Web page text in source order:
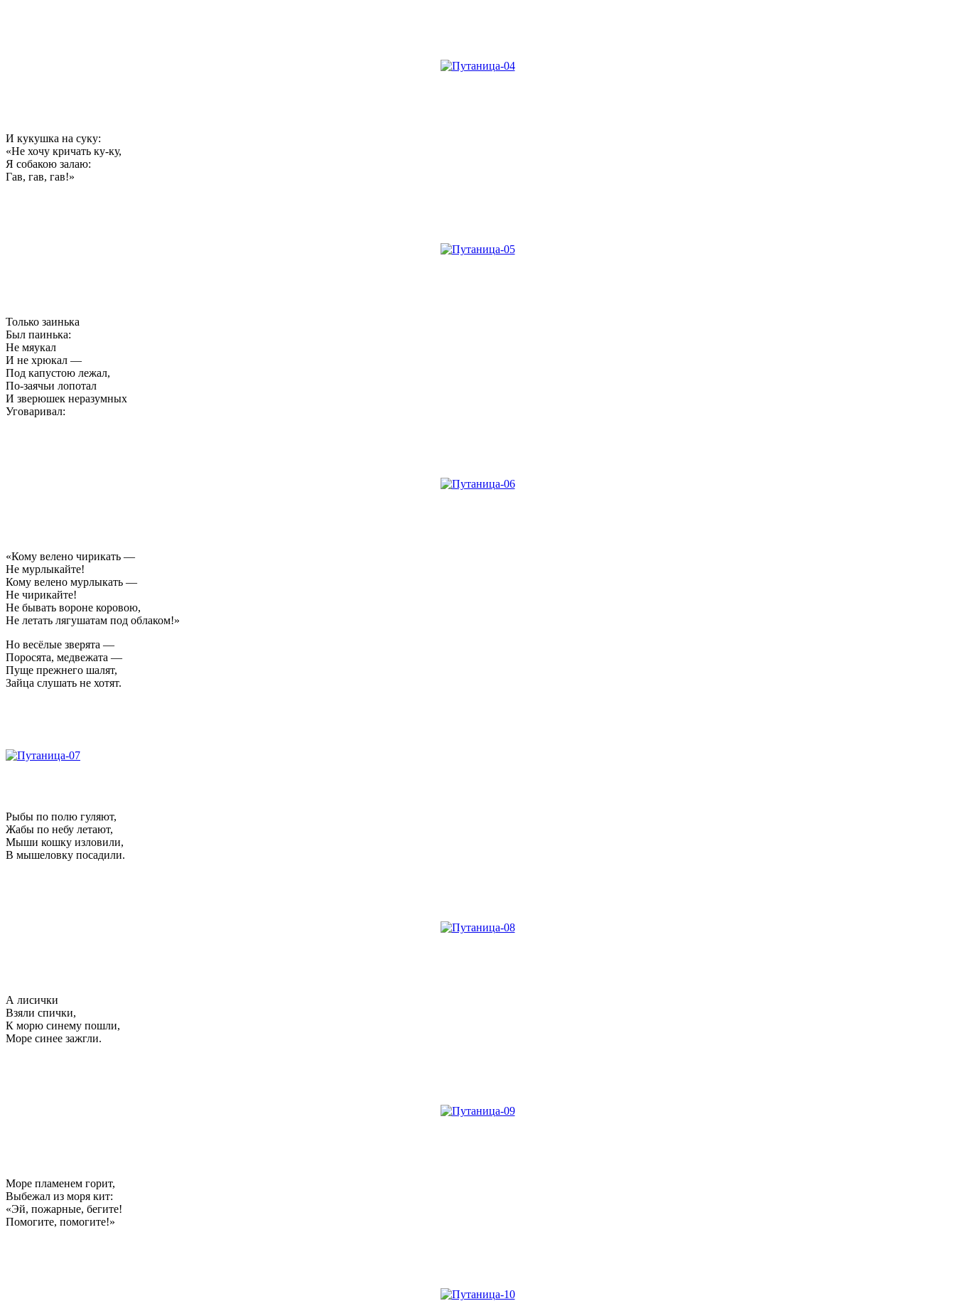
И кукушка на суку:
«Не хочу кричать ку-ку,
Я собакою залаю:
Гав, гав, гав!»
Только заинька
Был паинька:
Не мяукал
И не хрюкал —
Под капустою лежал,
По-заячьи лопотал
И зверюшек неразумных
Уговаривал:
«Кому велено чирикать —
Не мурлыкайте!
Кому велено мурлыкать —
Не чирикайте!
Не бывать вороне коровою,
Не летать лягушатам под облаком!»
Но весёлые зверята —
Поросята, медвежата —
Пуще прежнего шалят,
Зайца слушать не хотят.
Рыбы по полю гуляют,
Жабы по небу летают,
Мыши кошку изловили,
В мышеловку посадили.
А лисички
Взяли спички,
К морю синему пошли,
Море синее зажгли.
Море пламенем горит,
Выбежал из моря кит:
«Эй, пожарные, бегите!
Помогите, помогите!»